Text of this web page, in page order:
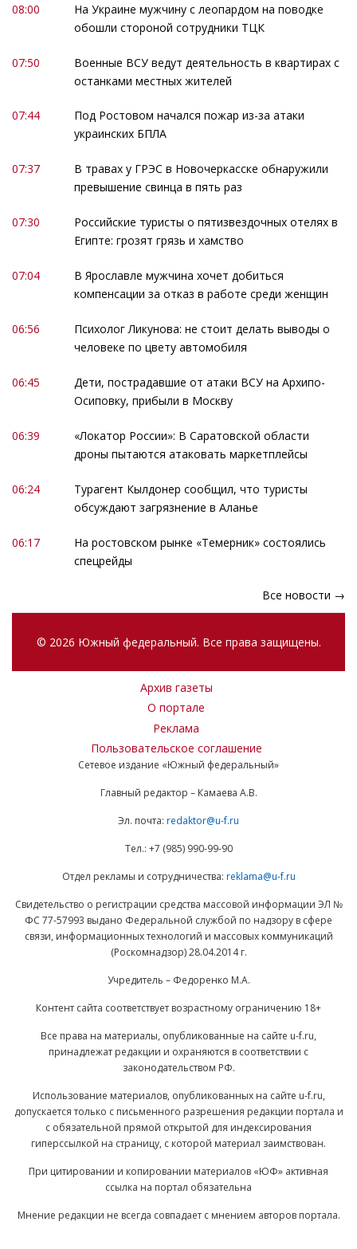
08:00
На Украине мужчину с леопардом на поводке
обошли стороной сотрудники ТЦК
07:50
Военные ВСУ ведут деятельность в квартирах с
останками местных жителей
07:44
Под Ростовом начался пожар из-за атаки
украинских БПЛА
07:37
В травах у ГРЭС в Новочеркасске обнаружили
превышение свинца в пять раз
07:30
Российские туристы о пятизвездочных отелях в
Египте: грозят грязь и хамство
07:04
В Ярославле мужчина хочет добиться
компенсации за отказ в работе среди женщин
06:56
Психолог Ликунова: не стоит делать выводы о
человеке по цвету автомобиля
06:45
Дети, пострадавшие от атаки ВСУ на Архипо-
Осиповку, прибыли в Москву
06:39
«Локатор России»: В Саратовской области
дроны пытаются атаковать маркетплейсы
06:24
Турагент Кылдонер сообщил, что туристы
обсуждают загрязнение в Аланье
06:17
На ростовском рынке «Темерник» состоялись
спецрейды
Все новости →
© 2026 Южный федеральный. Все права защищены.
Архив газеты
О портале
Реклама
Пользовательское соглашение
Сетевое издание «Южный федеральный»
Главный редактор – Камаева А.В.
Эл. почта: redaktor@u-f.ru
Тел.: +7 (985) 990-99-90
Отдел рекламы и сотрудничества: reklama@u-f.ru
Свидетельство о регистрации средства массовой информации ЭЛ №
ФС 77-57993 выдано Федеральной службой по надзору в сфере
связи, информационных технологий и массовых коммуникаций
(Роскомнадзор) 28.04.2014 г.
Учредитель – Федоренко М.А.
Контент сайта соответствует возрастному ограничению 18+
Все права на материалы, опубликованные на сайте u-f.ru,
принадлежат редакции и охраняются в соответствии с
законодательством РФ.
Использование материалов, опубликованных на сайте u-f.ru,
допускается только с письменного разрешения редакции портала и
с обязательной прямой открытой для индексирования
гиперссылкой на страницу, с которой материал заимствован.
При цитировании и копировании материалов «ЮФ» активная
ссылка на портал обязательна
Мнение редакции не всегда совпадает с мнением авторов портала.